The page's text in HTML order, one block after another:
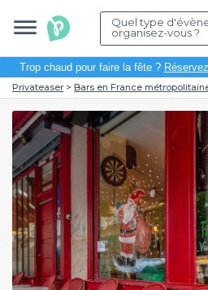
Quel type
organisez-vous ?
Trop chaud pour faire la fête ?
Privateaser Bars en France